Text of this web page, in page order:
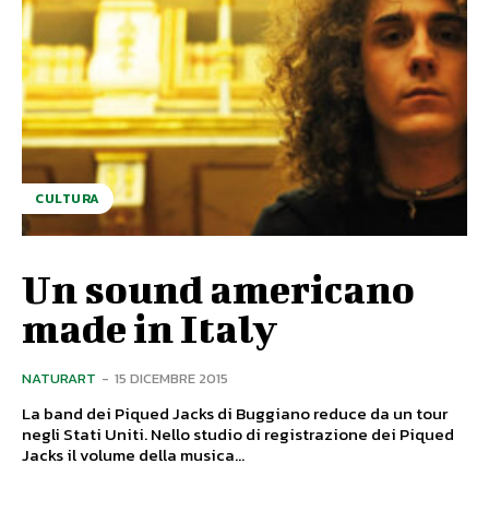
CULTURA
Un sound americano
made in Italy
NATURART - 15 DICEMBRE 2015
La band dei Piqued Jacks di Buggiano reduce da un tour
negli Stati Uniti. Nello studio di registrazione dei Piqued
Jacks il volume della musica...